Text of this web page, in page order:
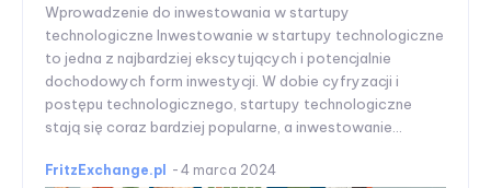
Wprowadzenie do inwestowania w startupy
technologiczne Inwestowanie w startupy technologiczne
to jedna z najbardziej ekscytujących i potencjalnie
dochodowych form inwestycji. W dobie cyfryzacji i
postępu technologicznego, startupy technologiczne
stają się coraz bardziej popularne, a inwestowanie...
FritzExchange.pl - 4 marca 2024